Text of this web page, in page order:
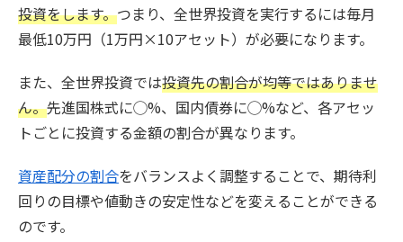
投資をします。つまり、全世界投資を実行するには毎月
最低10万円（1万円×10アセット）が必要になります。
また、全世界投資では投資先の割合が均等ではありませ
ん。先進国株式に◯%、国内債券に◯%など、各アセッ
トごとに投資する金額の割合が異なります。
資産配分の割合をバランスよく調整することで、期待利
回りの目標や値動きの安定性などを変えることができる
のです。